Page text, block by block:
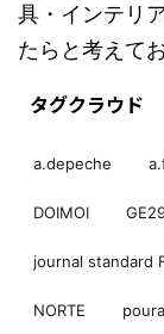
具・インテリ
たらと考えて
タグクラウド
a.depeche
DOIMOI
journal standard
NORTE